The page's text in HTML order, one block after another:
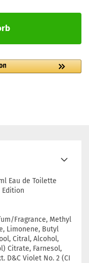
Eau de Toilette
Fragrance, Methyl
Limonene, Butyl
Citral, Alcohol,
Citrate, Farnesol,
D&C Violet No. 2 (CI